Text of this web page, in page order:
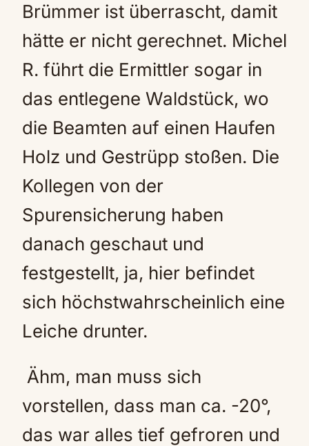
Brümmer ist überrascht, damit
hätte er nicht gerechnet. Michel
R. führt die Ermittler sogar in
das entlegene Waldstück, wo
die Beamten auf einen Haufen
Holz und Gestrüpp stoßen. Die
Kollegen von der
Spurensicherung haben
danach geschaut und
festgestellt, ja, hier befindet
sich höchstwahrscheinlich eine
Leiche drunter.
Ähm, man muss sich
vorstellen, dass man ca. -20°,
das war alles tief gefroren und